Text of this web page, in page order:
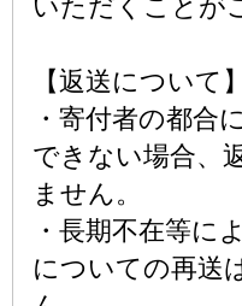
いただくことが
【返送について】
・寄付者の都合
できない場合、
ません。
・長期不在等に
についての再送